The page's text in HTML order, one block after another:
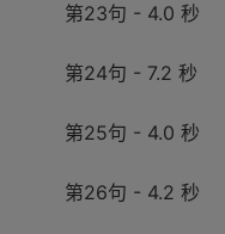
第23句 - 4.0 秒
第24句 - 7.2 秒
第25句 - 4.0 秒
第26句 - 4.2 秒